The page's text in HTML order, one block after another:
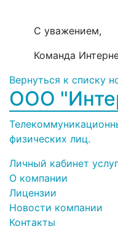
С уважением,
Команда
Вернуться к списку
ООО
физических лиц.
Личный кабинет
О компании
Лицензии
Новости компании
Контакты